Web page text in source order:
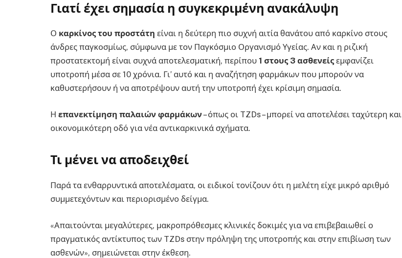
Γιατί έχει σημασία η συγκεκριμένη ανακάλυψη
Ο καρκίνος του προστάτη είναι η δεύτερη πιο συχνή αιτία θανάτου από καρκίνο στους
άνδρες παγκοσμίως, σύμφωνα με τον Παγκόσμιο Οργανισμό Υγείας. Αν και η ριζική
προστατεκτομή είναι συχνά αποτελεσματική, περίπου 1 στους 3 ασθενείς εμφανίζει
υποτροπή μέσα σε 10 χρόνια. Γι’ αυτό και η αναζήτηση φαρμάκων που μπορούν να
καθυστερήσουν ή να αποτρέψουν αυτή την υποτροπή έχει κρίσιμη σημασία.
Η επανεκτίμηση παλαιών φαρμάκων– όπως οι TZDs – μπορεί να αποτελέσει ταχύτερη και
οικονομικότερη οδό για νέα αντικαρκινικά σχήματα.
Τι μένει να αποδειχθεί
Παρά τα ενθαρρυντικά αποτελέσματα, οι ειδικοί τονίζουν ότι η μελέτη είχε μικρό αριθμό
συμμετεχόντων και περιορισμένο δείγμα.
«Απαιτούνται μεγαλύτερες, μακροπρόθεσμες κλινικές δοκιμές για να επιβεβαιωθεί ο
πραγματικός αντίκτυπος των TZDs στην πρόληψη της υποτροπής και στην επιβίωση των
ασθενών», σημειώνεται στην έκθεση.